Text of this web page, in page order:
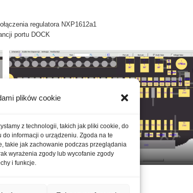
plików cookie
z technologii, takich jak pliki cookie, do
informacji o urządzeniu. Zgoda na te
takie jak zachowanie podczas przeglądania
wyrażenia zgody lub wycofanie zgody
i funkcje.
regulatora NXP1612a1
portu DOCK
iPhone 8 dock port